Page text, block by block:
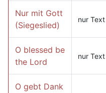
Nur mit Gott
(Siegeslied)
nur Text
O blessed be
the Lord
nur Text
O gebt Dank